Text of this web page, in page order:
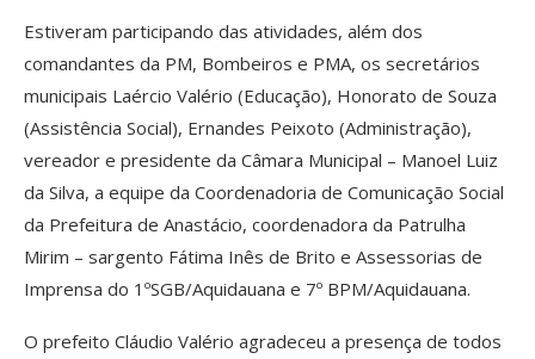
Estiveram participando das atividades, além dos
comandantes da PM, Bombeiros e PMA, os secretários
municipais Laércio Valério (Educação), Honorato de Souza
(Assistência Social), Ernandes Peixoto (Administração),
vereador e presidente da Câmara Municipal – Manoel Luiz
da Silva, a equipe da Coordenadoria de Comunicação Social
da Prefeitura de Anastácio, coordenadora da Patrulha
Mirim – sargento Fátima Inês de Brito e Assessorias de
Imprensa do 1ºSGB/Aquidauana e 7º BPM/Aquidauana.
O prefeito Cláudio Valério agradeceu a presença de todos